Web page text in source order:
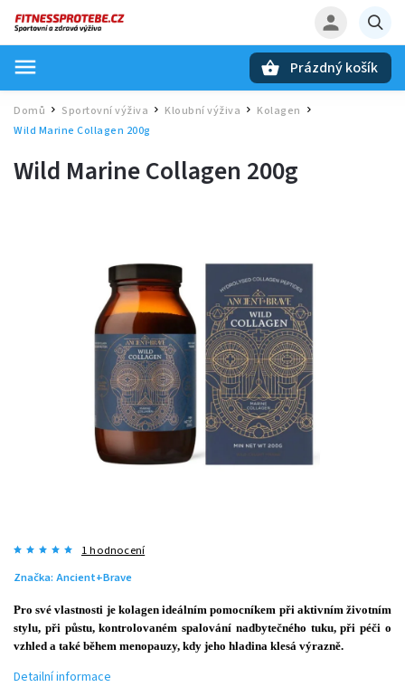
Prázdný košík
Domů / Sportovní výživa / Kloubní výživa / Kolagen
Wild Marine Collagen 200g
Wild Marine Collagen 200g
1 hodnocení
Značka: Ancient+Brave
Pro své vlastnosti je kolagen ideálním pomocníkem při aktivním životním
stylu, při půstu, kontrolovaném spalování nadbytečného tuku, při péči o
vzhled a také během menopauzy, kdy jeho hladina klesá výrazně.
Detailní informace